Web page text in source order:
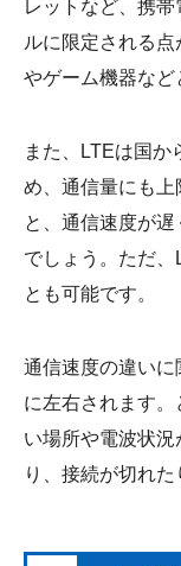
レットなど、携
ルに限定される
やゲーム機器など
また、LTEは国か
め、通信量にも上
と、通信速度が
でしょう。ただ、
とも可能です。
通信速度の違い
に左右されます
い場所や電波状
り、接続が切れた